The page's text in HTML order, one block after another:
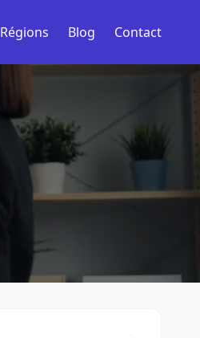
Régions Blog Contact